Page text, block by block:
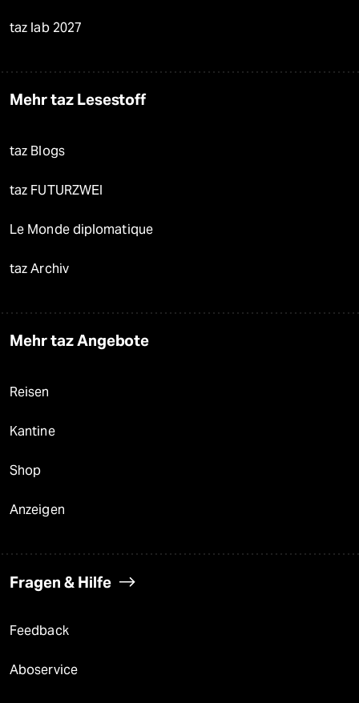
taz lab 2027
Mehr taz Lesestoff
taz Blogs
taz FUTURZWEI
Le Monde diplomatique
taz Archiv
Mehr taz Angebote
Reisen
Kantine
Shop
Anzeigen
Fragen & Hilfe
Feedback
Aboservice